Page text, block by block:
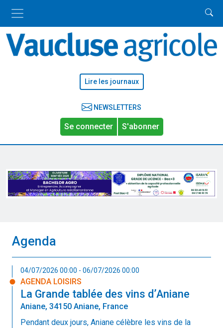
Lire les journaux
NEWSLETTERS
Se connecter S'abonner
Agenda
04/07/2026 00:00 - 06/07/2026 00:00
AGENDA LOISIRS
La Grande tablée des vins d’Aniane
Aniane, 34150 Aniane, France
Pendant deux jours, Aniane célèbre les vins de la